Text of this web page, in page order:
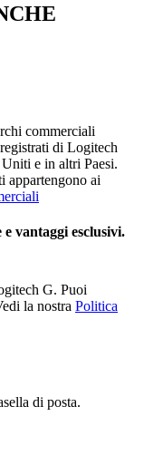
commerciali
di Logitech
e in altri Paesi.
appartengono ai
vantaggi esclusivi.
G. Puoi
la nostra Politica
di posta.